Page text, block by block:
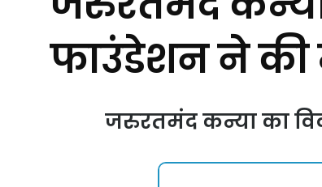
फाउंडेशन ने की
जरुरतमंद कन्या का